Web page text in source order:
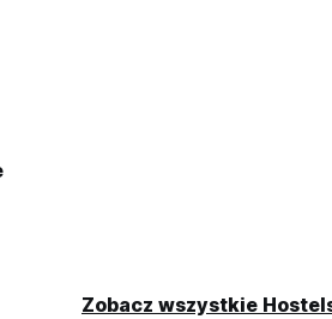
Zobacz wszystkie